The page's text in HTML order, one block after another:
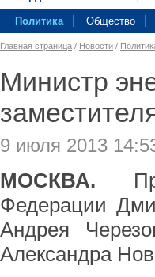
Политика Общество
Главная страница / Новости /
Министр
9 июля 2013
МОСКВА.
Федерации
Андрея
Александра